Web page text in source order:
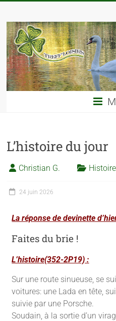
L’histoire du jour
Christian G.
24 juin 2026
La réponse de devinette
Faites du brie !
L’histoire(352-2P19) :
Sur une route sinueuse, se
voitures: une Lada en tête,
suivie par une Porsche.
Soudain, à la sortie d’un